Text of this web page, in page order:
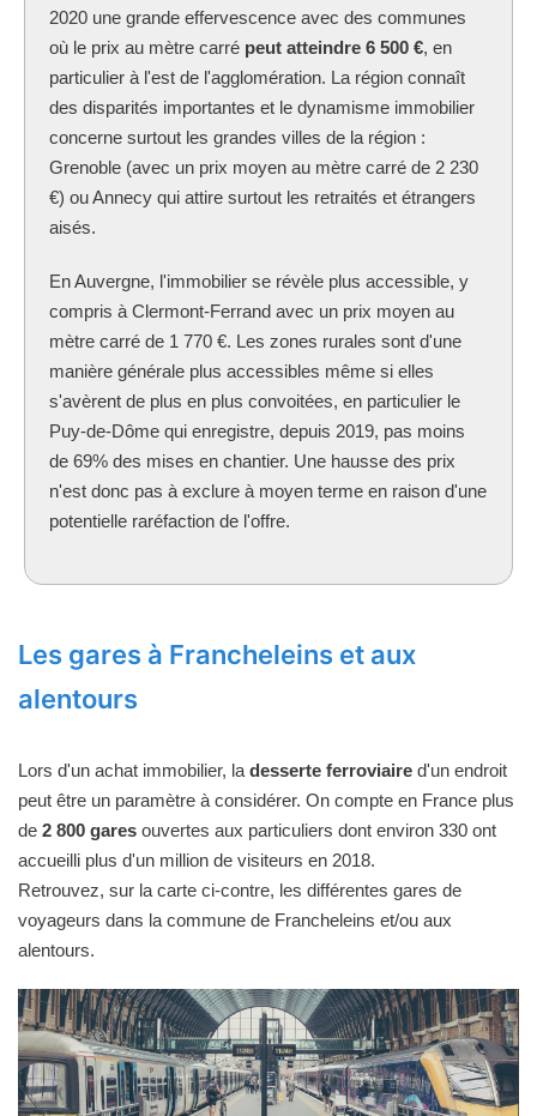
2020 une grande effervescence avec des communes
où le prix au mètre carré peut atteindre 6 500 €, en
particulier à l'est de l'agglomération. La région connaît
des disparités importantes et le dynamisme immobilier
concerne surtout les grandes villes de la région :
Grenoble (avec un prix moyen au mètre carré de 2 230
€) ou Annecy qui attire surtout les retraités et étrangers
aisés.
En Auvergne, l'immobilier se révèle plus accessible, y
compris à Clermont-Ferrand avec un prix moyen au
mètre carré de 1 770 €. Les zones rurales sont d'une
manière générale plus accessibles même si elles
s'avèrent de plus en plus convoitées, en particulier le
Puy-de-Dôme qui enregistre, depuis 2019, pas moins
de 69% des mises en chantier. Une hausse des prix
n'est donc pas à exclure à moyen terme en raison d'une
potentielle raréfaction de l'offre.
Les gares à Francheleins et aux
alentours
Lors d'un achat immobilier, la desserte ferroviaire d'un endroit
peut être un paramètre à considérer. On compte en France plus
de 2 800 gares ouvertes aux particuliers dont environ 330 ont
accueilli plus d'un million de visiteurs en 2018.
Retrouvez, sur la carte ci-contre, les différentes gares de
voyageurs dans la commune de Francheleins et/ou aux
alentours.